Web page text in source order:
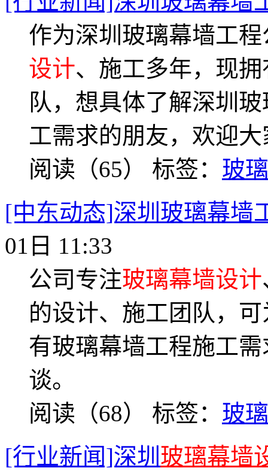
作为深圳玻璃幕墙工
设计、施工多年，现
队，想具体了解深圳
工需求的朋友，欢迎
阅读（65） 标签： 玻
[中东动态]深圳玻璃幕墙
01日 11:33
公司专注玻璃幕墙设计
的设计、施工团队，
有玻璃幕墙工程施工
谈。
阅读（68） 标签： 玻
[行业新闻]深圳 玻璃幕墙